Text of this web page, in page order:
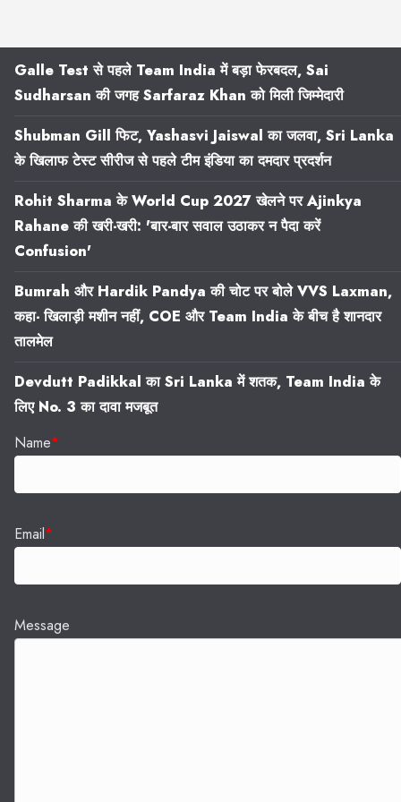
Galle Test से पहले Team India में बड़ा फेरबदल, Sai
Sudharsan की जगह Sarfaraz Khan को मिली जिम्मेदारी
Shubman Gill फिट, Yashasvi Jaiswal का जलवा, Sri Lanka
के खिलाफ टेस्ट सीरीज से पहले टीम इंडिया का दमदार प्रदर्शन
Rohit Sharma के World Cup 2027 खेलने पर Ajinkya
Rahane की खरी-खरी: 'बार-बार सवाल उठाकर न पैदा करें
Confusion'
Bumrah और Hardik Pandya की चोट पर बोले VVS Laxman,
कहा- खिलाड़ी मशीन नहीं, COE और Team India के बीच है शानदार
तालमेल
Devdutt Padikkal का Sri Lanka में शतक, Team India के
लिए No. 3 का दावा मजबूत
Name*
Email*
Message